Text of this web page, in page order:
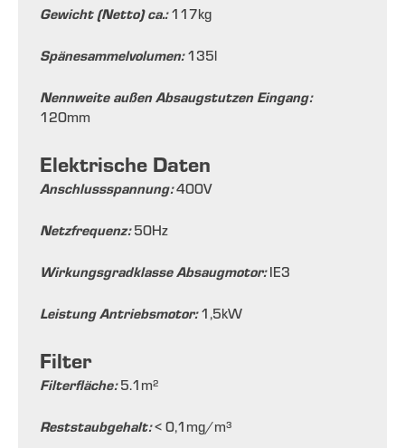
Gewicht (Netto) ca.:117kg
Spänesammelvolumen:135l
Nennweite außen Absaugstutzen Eingang:
120mm
Elektrische Daten
Anschlussspannung:400V
Netzfrequenz:50Hz
Wirkungsgradklasse Absaugmotor:IE3
Leistung Antriebsmotor:1,5kW
Filter
Filterfläche:5.1 m²
Reststaubgehalt:< 0,1 mg/m³